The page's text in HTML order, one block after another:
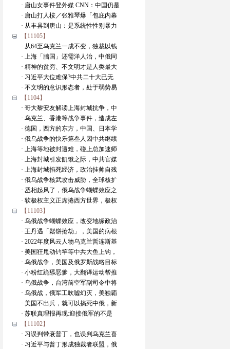
· 唐山女事件登外媒 CNN：中国仍是
· 唐山打人桉／张雅琴爆「包庇内幕
· 从丰县到唐山：是系统性性别暴力
【11105】
· 从64至乌克兰一成不变，独裁以钱
· 上海「牆国」还需洋人治，中俄同
· 精神的贫穷、不文明才是人类最大
· 习近平大位难保?中共二十大已无
· 不文明的意识形态者，处于弱势易
【1104】
· 哥大黎安友解读上海封城抗争，中
· 乌克兰、香港等战争事件，造成左
· 德国，西方的东方，中国、日本学
· 俄乌战争的快乐第叁人因中共继续
· 上海等地被封遭难，碰上总加速师
· 上海封城引发飢饿之际，中共官媒
· 上海封城掐死经济，政治挂帅自残
· 俄乌战争核武攻击威胁，全球核扩
· 丞相起风了，俄乌战争蝴蝶效应之
· 软极权主义正席捲西方世界，极权
【11103】
· 乌俄战争蝴蝶效应，改变地缘政治
· 王丹遇「鬆饼抢劫」，美国的病根
· 2022年度风云人物乌克兰哲连斯基
· 美国狂甩动钓竿等中共大鱼上钩，
· 乌俄战争，美国及俄罗斯战略目标
· 小粉红跪舔恶爹，大翻译运动帮推
· 乌俄战争，台湾前空军副司令中将
· 乌俄战，俄军工吹嘘幻灭，美独霸
· 美国不出兵，就可以搞死中俄，新
· 苏联真理报再现:迎接俄军的不是
【11102】
· 习误判带衰普丁，也误判乌克兰喜
· 习近平与普丁形成独裁者联盟，俄